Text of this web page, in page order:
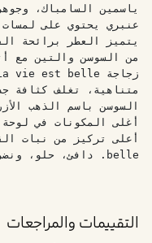
ياسمين السامباك،
عنبري يحتوي على
يتميز العطر برائحة
من السوسن والتين مع
متناهية، تغلف كثافة
السوسن باسم الذهب
belle. دافئ، حلو، ونضر اقوى أكثر تركيزاً
التقييمات والمراجعات